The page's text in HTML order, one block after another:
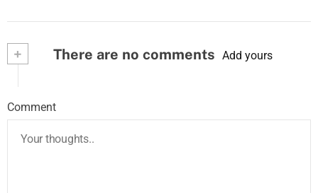
+ There are no comments Add yours
Comment